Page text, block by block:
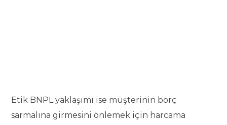
Etik BNPL yaklaşımı ise müşterinin borç
sarmalına girmesini önlemek için harcama